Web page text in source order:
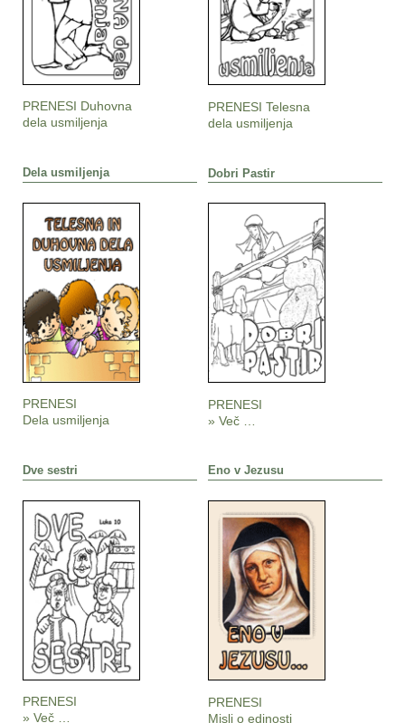
PRENESI Duhovna
dela usmiljenja
PRENESI Telesna
dela usmiljenja
Dela usmiljenja
PRENESI
Dela usmiljenja
Dobri Pastir
PRENESI
» Več …
Dve sestri
PRENESI
» Več …
Eno v Jezusu
PRENESI
Misli o edinosti